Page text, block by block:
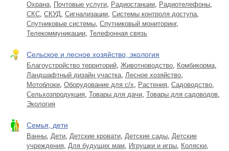
Охрана, Почтовые услуги, Радиостанции, Радиотелефоны,
СКС, СКУД, Сигнализации, Системы контроля доступа,
Спутниковые системы, Спутниковый мониторинг,
Телекоммуникации, Телефонная связь
Сельское и лесное хозяйство, экология
Благоустройство территорий, Животноводство, Комбикорма,
Ландшафтный дизайн участка, Лесное хозяйство,
Мотоблоки, Оборудование для с/х, Растения, Садоводство,
Сельхозпродукция, Товары для дачи, Товары для садоводов,
Экология
Семья, дети
Ванны, Дети, Детские кровати, Детские сады, Детские
учреждения, Для будущих мам, Игрушки и игры, Коляски,